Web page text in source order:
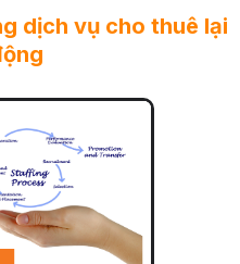
dịch vụ cho thuê lại